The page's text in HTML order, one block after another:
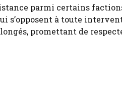
parmi certains
s’opposent à toute
promettant de